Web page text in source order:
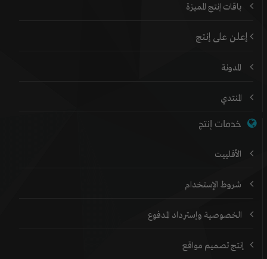
باقات إنتج المميزة
إعلن على إنتج
المدونة
المنتدي
خدمات إنتج
الأفلييت
شروط الإستخدام
الخصوصية وإسترداد المدفوع
إنتج تصميم مواقع